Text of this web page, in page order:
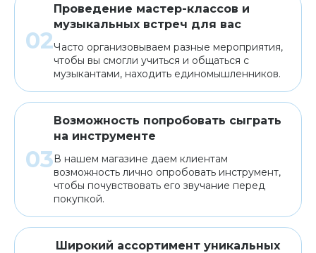
Проведение мастер-классов и
музыкальных встреч для вас
Часто организовываем разные мероприятия,
чтобы вы смогли учиться и общаться с
музыкантами, находить единомышленников.
Возможность попробовать сыграть
на инструменте
В нашем магазине даем клиентам
возможность лично опробовать инструмент,
чтобы почувствовать его звучание перед
покупкой.
Широкий ассортимент уникальных